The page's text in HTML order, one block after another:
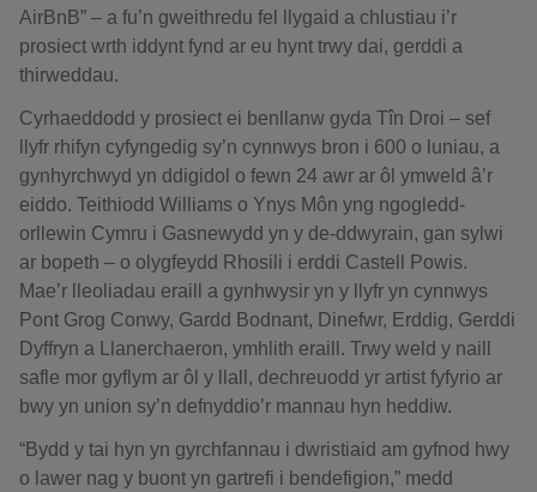
AirBnB” – a fu’n gweithredu fel llygaid a chlustiau i’r
prosiect wrth iddynt fynd ar eu hynt trwy dai, gerddi a
thirweddau.
Cyrhaeddodd y prosiect ei benllanw gyda Tîn Droi – sef
llyfr rhifyn cyfyngedig sy’n cynnwys bron i 600 o luniau, a
gynhyrchwyd yn ddigidol o fewn 24 awr ar ôl ymweld â’r
eiddo. Teithiodd Williams o Ynys Môn yng ngogledd-
orllewin Cymru i Gasnewydd yn y de-ddwyrain, gan sylwi
ar bopeth – o olygfeydd Rhosili i erddi Castell Powis.
Mae’r lleoliadau eraill a gynhwysir yn y llyfr yn cynnwys
Pont Grog Conwy, Gardd Bodnant, Dinefwr, Erddig, Gerddi
Dyffryn a Llanerchaeron, ymhlith eraill. Trwy weld y naill
safle mor gyflym ar ôl y llall, dechreuodd yr artist fyfyrio ar
bwy yn union sy’n defnyddio’r mannau hyn heddiw.
“Bydd y tai hyn yn gyrchfannau i dwristiaid am gyfnod hwy
o lawer nag y buont yn gartrefi i bendefigion,” medd